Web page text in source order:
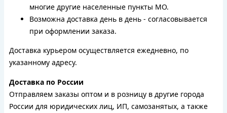
многие другие населенные пункты МО.
Возможна доставка день в день - согласовывается
при оформлении заказа.
Доставка курьером осуществляется ежедневно, по
указанному адресу.
Доставка по России
Отправляем заказы оптом и в розницу в другие города
России для юридических лиц, ИП, самозанятых, а также